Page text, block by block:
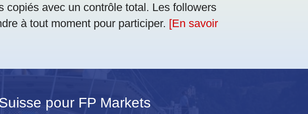
copiés avec un contrôle total. Les followers
à tout moment pour participer. [En savoir
pour FP Markets